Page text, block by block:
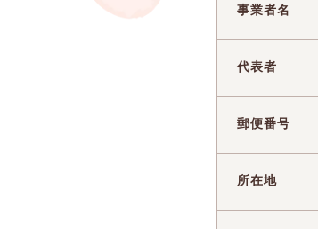
事業者名
代表者
郵便番号
所在地